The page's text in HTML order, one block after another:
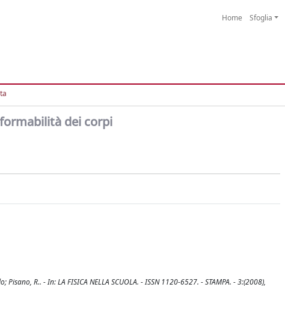
Home Sfoglia
dei corpi
R.. - In: LA FISICA NELLA SCUOLA. - ISSN 1120-6527. - STAMPA. - 3:(2008),